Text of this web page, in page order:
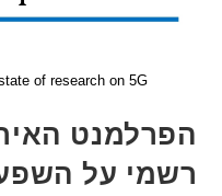
of the state of research on 5G
האירופי –
על השפעות